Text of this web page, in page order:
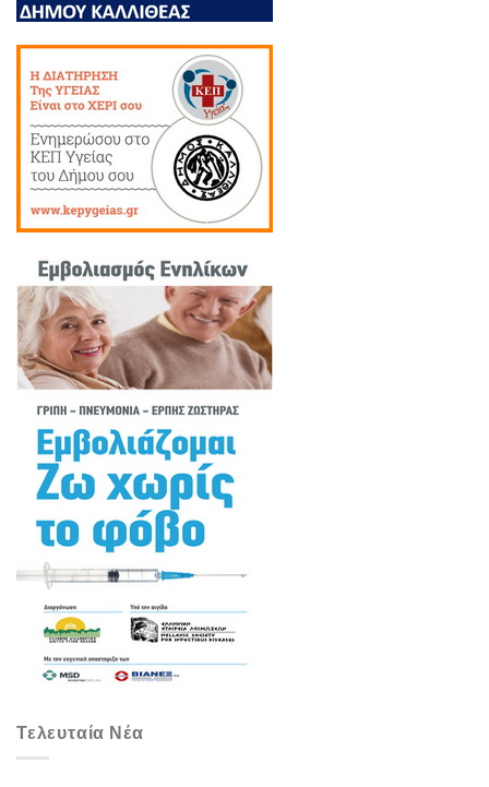
Τελευταία Νέα